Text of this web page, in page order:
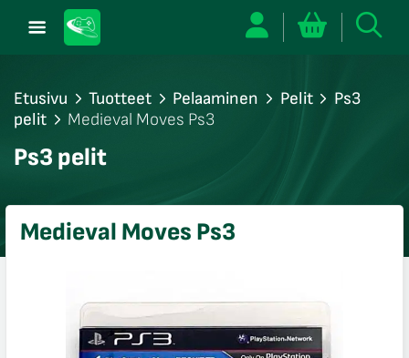
Etusivu Tuotteet Pelaaminen Pelit
Ps3
pelit
Medieval Moves Ps3
Ps3 pelit
Medieval Moves Ps3
sulje
sulje